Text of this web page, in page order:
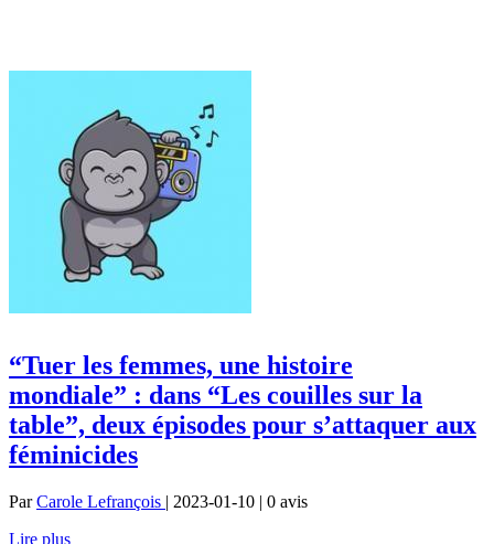
“Tuer les femmes, une histoire
mondiale” : dans “Les couilles sur la
table”, deux épisodes pour s’attaquer aux
féminicides
ParCarole Lefrançois | 2023-01-10 | 0 avis
Lire plus